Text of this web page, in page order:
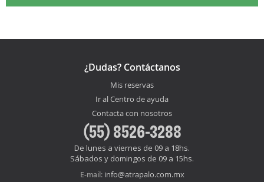
¿Dudas? Contáctanos
Mis reservas
Ir al Centro de ayuda
Contacta con nosotros
(55) 8526-3288
De lunes a viernes de 09 a 18hs.
Sábados y domingos de 09 a 15hs.
E-mail: info@atrapalo.com.mx